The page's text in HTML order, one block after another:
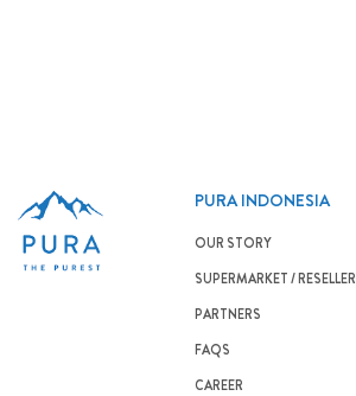
PURA INDONESIA
OUR STORY
SUPERMARKET / RESELLER
PARTNERS
FAQS
CAREER